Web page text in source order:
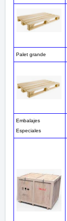
Palet grande
Embalajes
Especiales